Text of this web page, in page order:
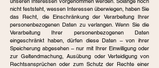
nicht feststeht, wessen Interessen überwiegen, haben Sie
das Recht, die Einschränkung der Verarbeitung Ihrer
personenbezogenen Daten zu verlangen. Wenn Sie die
Verarbeitung Ihrer personenbezogenen Daten
eingeschränkt haben, dürfen diese Daten – von ihrer
Speicherung abgesehen – nur mit Ihrer Einwilligung oder
zur Geltendmachung, Ausübung oder Verteidigung von
Rechtsansprüchen oder zum Schutz der Rechte einer